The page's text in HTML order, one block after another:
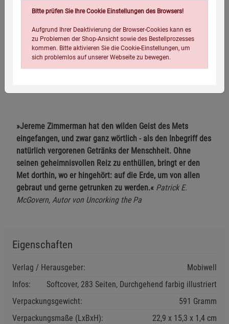
warum das Brauen mit modernen Methoden, Materialien
und Chemikalien zwar funktioniert, aber nicht notwendig
ist;
wie man Kräuter und Wildpflanzen für die Zubereitung
heilsamer, nährstoffreicher Gebräue einsetzt, und vieles
»Jereme Zimmerman hat den wilden Geist des Mets
eingefangen, und zwar ganz wörtlich - als den Inbegriff des
natürlich vergorenen Getränks der Menschheit. Ohne
seinen geheimnisvollen Reiz zu enthüllen, bringt er den
Met dorthin, wo er hingehört: auf die Erde, um von allen
gebraut und gerne getrunken zu werden.« Patrick E.
McGovern, Autor von Uncorking the Pa
Eigenschaften
Verlag / Herausgeber:
Mobiwell
Infos:
Softcover, 283 Seiten, Durchgehend farbig illustriert
Verpackungsgewicht:
591 Gramm
Verpackungsmaße (LxBxH):
22,9 15,3 1,4 cm
Bitte prüfen Sie Ihre Cookie Einstellungen des Browsers!
Aufgrund Ihrer Deaktivierung der Browser-Cookies kann es
zu Problemen der Shop-Ansicht sowie des Bestellprozesses
kommen. Bitte aktivieren Sie die Cookie-Einstellungen, um
sich problemlos auf unserer Webseite zu bewegen.
Einstellungen speichern für die GruppeEinstellungen speichern für die Gruppe
Zurück Einstellungen speichern für die Gruppe
Einwilligung nicht erteilen
Funktionale Cookies (1) Funktionale
Beschreibung Funktionale Cookies
Cookie-Informationen